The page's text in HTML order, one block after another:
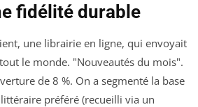
fidélité durable
une librairie en ligne, qui envoyait
le monde. "Nouveautés du mois".
de 8 %. On a segmenté la base
préféré (recueilli via un